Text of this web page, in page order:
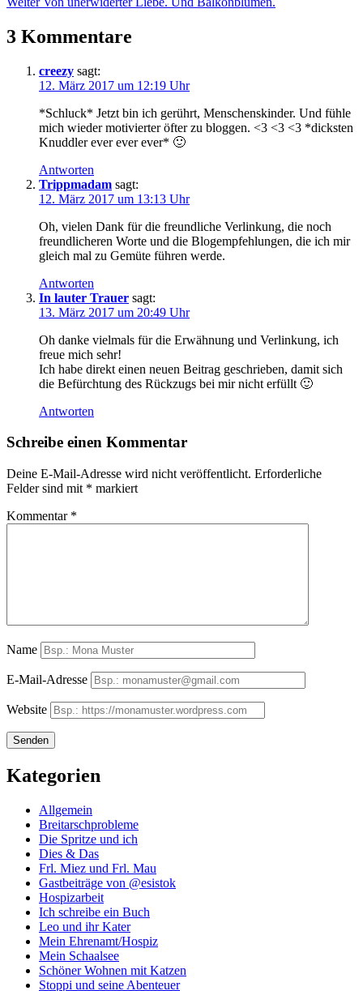
3 Kommentare
creezy sagt:
12. März 2017 um 12:19 Uhr
*Schluck* Jetzt bin ich gerührt, Menschenskinder. Und fühle
mich wieder motivierter öfter zu bloggen. <3 <3 <3 *dicksten
Knuddler ever ever ever* 🙂
Antworten
Trippmadam sagt:
12. März 2017 um 13:13 Uhr
Oh, vielen Dank für die freundliche Verlinkung, die noch
freundlicheren Worte und die Blogempfehlungen, die ich mir
gleich mal zu Gemüte führen werde.
Antworten
In lauter Trauer sagt:
13. März 2017 um 20:49 Uhr
Oh danke vielmals für die Erwähnung und Verlinkung, ich
freue mich sehr!
Ich habe direkt einen neuen Beitrag geschrieben, damit sich
die Befürchtung des Rückzugs bei mir nicht erfüllt 🙂
Antworten
Schreibe einen Kommentar
Deine E-Mail-Adresse wird nicht veröffentlicht. Erforderliche
Felder sind mit * markiert
Kommentar *
Name
E-Mail-Adresse
Website
Kategorien
Allgemein
Breitarschprobleme
Die Spritze und ich
Dies & Das
Frl. Miez und Frl. Mau
Gastbeiträge von @esistok
Hospizarbeit
Ich schreibe ein Buch
Leo und ihr Kater
Mein Ehrenamt/Hospiz
Mein Schaalsee
Schöner Wohnen mit Katzen
Stoppi und seine Abenteuer